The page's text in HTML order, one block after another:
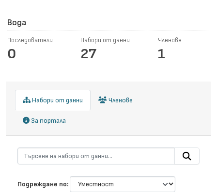
Вода
Последователи
0
Набори от данни
27
Членове
1
Набори от данни Членове
За портала
Подреждане по